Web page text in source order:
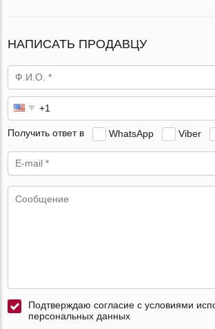
НАПИСАТЬ ПРОДАВЦУ
Получить ответ в WhatsApp Viber
Подтверждаю согласие с условиями
персональных данных